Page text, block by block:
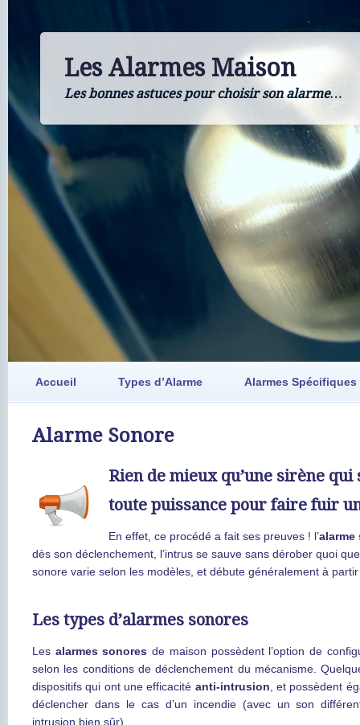
Les Alarmes Maison
Les bonnes astuces pour choisir son alarme…
Accueil Types d’Alarme Alarmes Spécifiques
Alarme Sonore
Rien de mieux qu’une sirène qui
toute puissance pour faire fuir
En effet, ce procédé a fait ses preuves ! l’alarme
dès son déclenchement, l’intrus se sauve sans dérober quoi
sonore varie selon les modèles, et débute généralement à
Les types d’alarmes sonores
Les alarmes sonores de maison possèdent l’option de
selon les conditions de déclenchement du mécanisme.
dispositifs qui ont une efficacité anti-intrusion , et possèdent
déclencher dans le cas d’un incendie (avec un son
intrusion bien sûr).